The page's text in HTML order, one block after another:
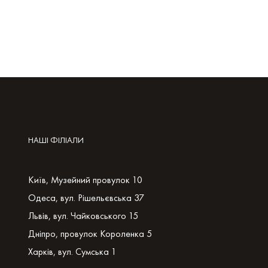
НАШІ ФІЛІАЛИ
Київ, Музейний провулок 10
Одеса, вул. Рішельєвська 37
Львів, вул. Чайковського 15
Дніпро, провулок Короленка 5
Харків, вул. Сумська 1